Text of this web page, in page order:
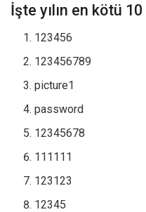
İşte yılın en kötü
123456
123456789
picture1
password
12345678
111111
123123
12345